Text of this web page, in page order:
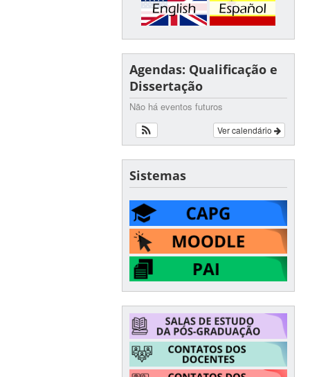
Agendas: Qualificação e
Dissertação
Não há eventos futuros
Ver calendário
Sistemas